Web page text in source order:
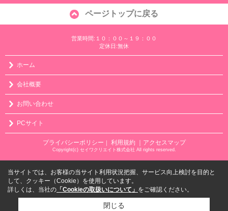
ページトップに戻る
営業時間:１０：００～１９：００
定休日:無休
ホーム
会社概要
お問い合わせ
PCサイト
プライバシーポリシー 利用規約 ｜アクセスマップ
Copyright(c) セイワクリエイト株式会社 All rights reserved.
当サイトでは、お客様の当サイト利用状況把握、サービス向上検討を目的と
して、クッキー（Cookie）を使用しています。
詳しくは、当社の 「Cookieの取扱いについて」 をご確認ください。
閉じる